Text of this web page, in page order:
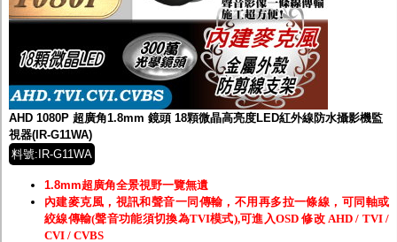
AHD 1080P 超廣角1.8mm 鏡頭 18顆微晶高亮度LED紅外線防水攝影機監
視器(IR-G11WA)
料號:IR-G11WA
1.8mm超廣角全景視野一覽無遺
內建麥克風，視訊和聲音一同傳輸，不用再多拉一條線，可同軸或
絞線傳輸(聲音功能須切換為TVI模式),可進入OSD 修改 AHD / TVI /
CVI / CVBS